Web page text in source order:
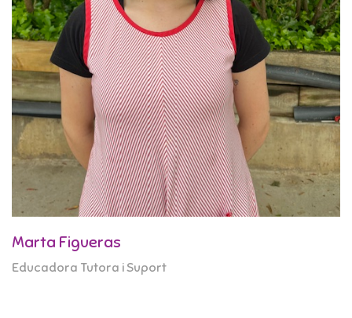
Marta Figueras
Educadora Tutora i Suport